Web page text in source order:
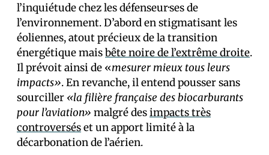
l’inquiétude chez les défenseur·ses de
l’environnement. D’abord en stigmatisant les
éoliennes, atout précieux de la transition
énergétique maisbête noire de l’extrême droite.
Il prévoit ainsi de «mesurer mieux tous leurs
impacts». En revanche, il entend pousser sans
sourciller «la filière française des biocarburants
pour l’aviation» malgré desimpacts très
controverséset un apport limité à la
décarbonation de l’aérien.